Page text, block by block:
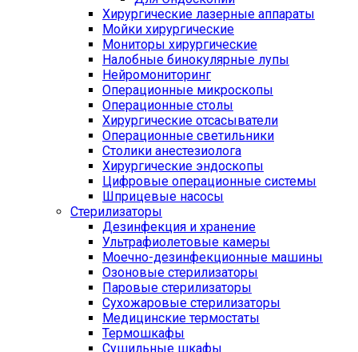
Хирургические лазерные аппараты
Мойки хирургические
Мониторы хирургические
Налобные бинокулярные лупы
Нейромониторинг
Операционные микроскопы
Операционные столы
Хирургические отсасыватели
Операционные светильники
Столики анестезиолога
Хирургические эндоскопы
Цифровые операционные системы
Шприцевые насосы
Стерилизаторы
Дезинфекция и хранение
Ультрафиолетовые камеры
Моечно-дезинфекционные машины
Озоновые стерилизаторы
Паровые стерилизаторы
Сухожаровые стерилизаторы
Медицинские термостаты
Термошкафы
Сушильные шкафы